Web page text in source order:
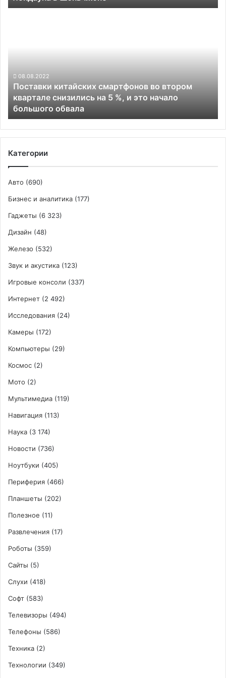
локдауна
снизились
на
%,
и
это
начало
большого
08.08.2022
Поставки китайских смартфонов во втором
квартале снизились на 5 %, и это начало
большого обвала
Категории
Авто (690)
Бизнес и аналитика (177)
Гаджеты (6 323)
Дизайн (48)
Железо (532)
Звук и акустика (123)
Игровые консоли (337)
Интернет (2 492)
Исследования (24)
Камеры (172)
Компьютеры (29)
Космос (2)
Мото (2)
Мультимедиа (119)
Навигация (113)
Наука (3 174)
Новости (736)
Ноутбуки (405)
Периферия (466)
Планшеты (202)
Полезное (11)
Развлечения (17)
Роботы (359)
Сайты (5)
Слухи (418)
Софт (583)
Телевизоры (494)
Телефоны (586)
Техника (2)
Технологии (349)